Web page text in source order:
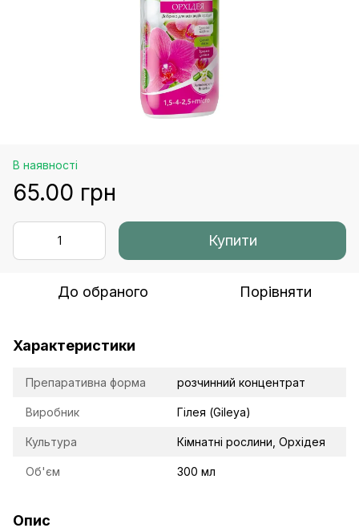
В наявності
65.00 грн
Купити
До обраного Порівняти
Характеристики
Препаративна форма розчинний концентрат
Виробник Гілея (Gileya)
Культура Кімнатні рослини, Орхідея
Об'єм 300 мл
Опис